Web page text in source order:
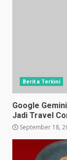
Berita Terkini
Google
Jadi Travel
September 18,